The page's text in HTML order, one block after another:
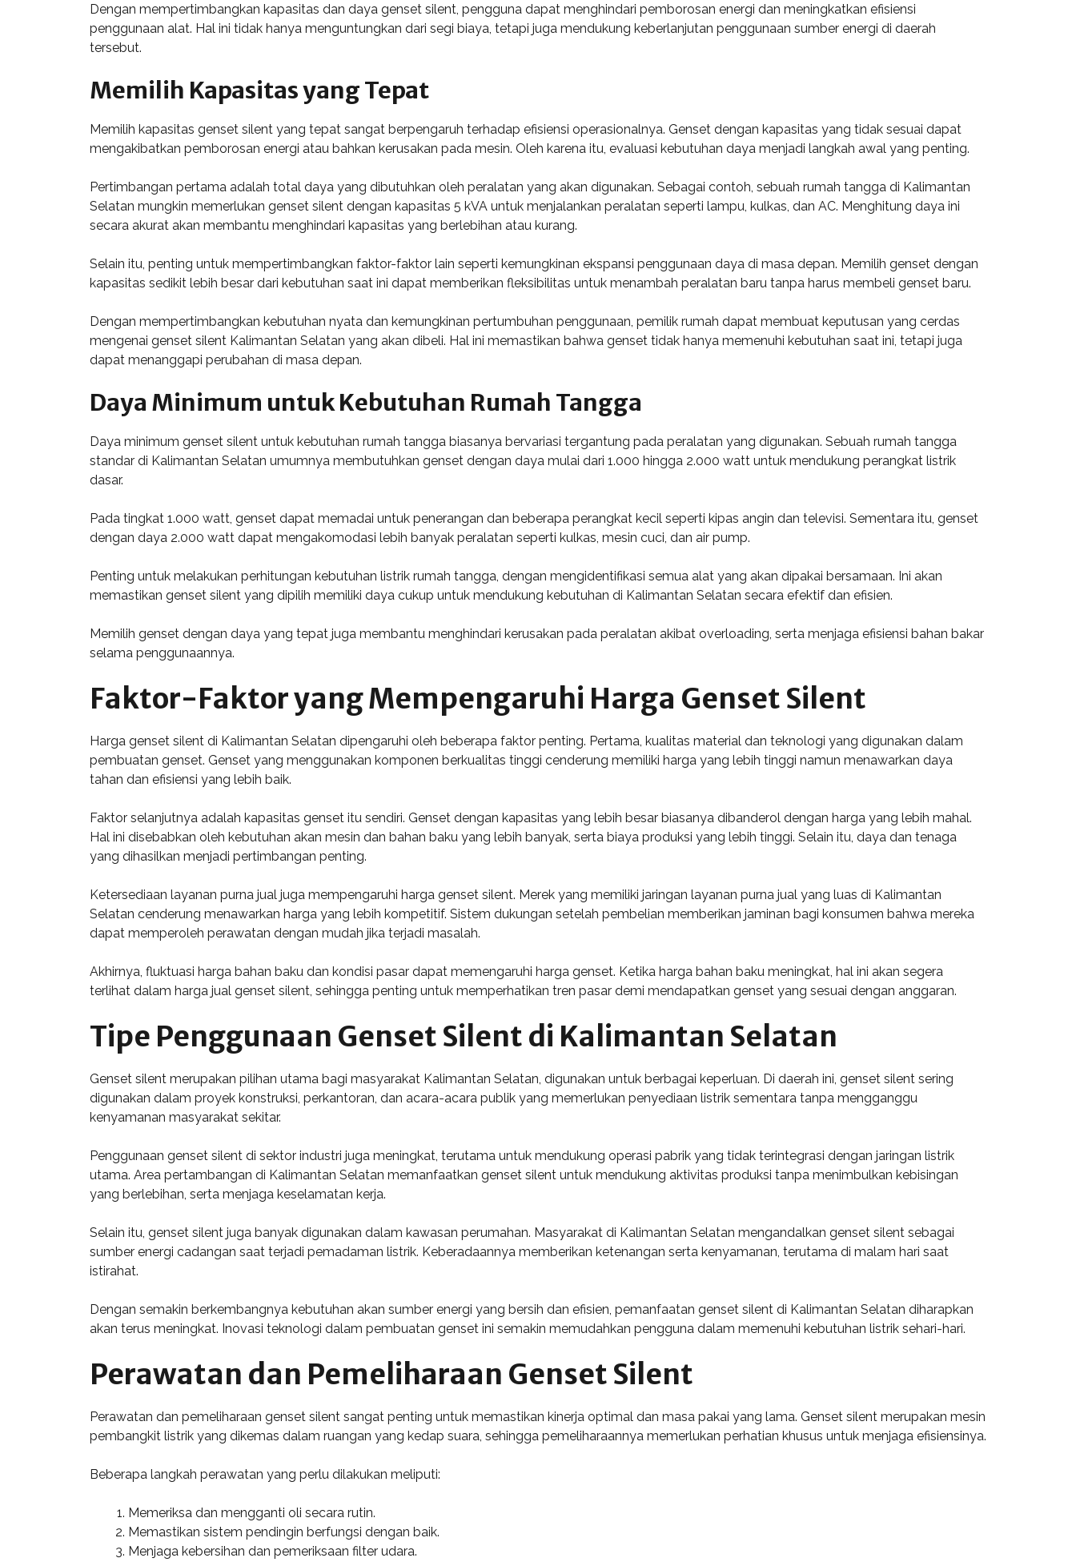
Dengan mempertimbangkan kapasitas dan daya genset silent, pengguna dapat menghindari pemborosan energi dan meningkatkan efisiensi
penggunaan alat. Hal ini tidak hanya menguntungkan dari segi biaya, tetapi juga mendukung keberlanjutan penggunaan sumber energi di daerah
tersebut.
Memilih Kapasitas yang Tepat
Memilih kapasitas genset silent yang tepat sangat berpengaruh terhadap efisiensi operasionalnya. Genset dengan kapasitas yang tidak sesuai dapat
mengakibatkan pemborosan energi atau bahkan kerusakan pada mesin. Oleh karena itu, evaluasi kebutuhan daya menjadi langkah awal yang penting.
Pertimbangan pertama adalah total daya yang dibutuhkan oleh peralatan yang akan digunakan. Sebagai contoh, sebuah rumah tangga di Kalimantan
Selatan mungkin memerlukan genset silent dengan kapasitas 5 kVA untuk menjalankan peralatan seperti lampu, kulkas, dan AC. Menghitung daya ini
secara akurat akan membantu menghindari kapasitas yang berlebihan atau kurang.
Selain itu, penting untuk mempertimbangkan faktor-faktor lain seperti kemungkinan ekspansi penggunaan daya di masa depan. Memilih genset dengan
kapasitas sedikit lebih besar dari kebutuhan saat ini dapat memberikan fleksibilitas untuk menambah peralatan baru tanpa harus membeli genset baru.
Dengan mempertimbangkan kebutuhan nyata dan kemungkinan pertumbuhan penggunaan, pemilik rumah dapat membuat keputusan yang cerdas
mengenai genset silent Kalimantan Selatan yang akan dibeli. Hal ini memastikan bahwa genset tidak hanya memenuhi kebutuhan saat ini, tetapi juga
dapat menanggapi perubahan di masa depan.
Daya Minimum untuk Kebutuhan Rumah Tangga
Daya minimum genset silent untuk kebutuhan rumah tangga biasanya bervariasi tergantung pada peralatan yang digunakan. Sebuah rumah tangga
standar di Kalimantan Selatan umumnya membutuhkan genset dengan daya mulai dari 1.000 hingga 2.000 watt untuk mendukung perangkat listrik
dasar.
Pada tingkat 1.000 watt, genset dapat memadai untuk penerangan dan beberapa perangkat kecil seperti kipas angin dan televisi. Sementara itu, genset
dengan daya 2.000 watt dapat mengakomodasi lebih banyak peralatan seperti kulkas, mesin cuci, dan air pump.
Penting untuk melakukan perhitungan kebutuhan listrik rumah tangga, dengan mengidentifikasi semua alat yang akan dipakai bersamaan. Ini akan
memastikan genset silent yang dipilih memiliki daya cukup untuk mendukung kebutuhan di Kalimantan Selatan secara efektif dan efisien.
Memilih genset dengan daya yang tepat juga membantu menghindari kerusakan pada peralatan akibat overloading, serta menjaga efisiensi bahan bakar
selama penggunaannya.
Faktor-Faktor yang Mempengaruhi Harga Genset Silent
Harga genset silent di Kalimantan Selatan dipengaruhi oleh beberapa faktor penting. Pertama, kualitas material dan teknologi yang digunakan dalam
pembuatan genset. Genset yang menggunakan komponen berkualitas tinggi cenderung memiliki harga yang lebih tinggi namun menawarkan daya
tahan dan efisiensi yang lebih baik.
Faktor selanjutnya adalah kapasitas genset itu sendiri. Genset dengan kapasitas yang lebih besar biasanya dibanderol dengan harga yang lebih mahal.
Hal ini disebabkan oleh kebutuhan akan mesin dan bahan baku yang lebih banyak, serta biaya produksi yang lebih tinggi. Selain itu, daya dan tenaga
yang dihasilkan menjadi pertimbangan penting.
Ketersediaan layanan purna jual juga mempengaruhi harga genset silent. Merek yang memiliki jaringan layanan purna jual yang luas di Kalimantan
Selatan cenderung menawarkan harga yang lebih kompetitif. Sistem dukungan setelah pembelian memberikan jaminan bagi konsumen bahwa mereka
dapat memperoleh perawatan dengan mudah jika terjadi masalah.
Akhirnya, fluktuasi harga bahan baku dan kondisi pasar dapat memengaruhi harga genset. Ketika harga bahan baku meningkat, hal ini akan segera
terlihat dalam harga jual genset silent, sehingga penting untuk memperhatikan tren pasar demi mendapatkan genset yang sesuai dengan anggaran.
Tipe Penggunaan Genset Silent di Kalimantan Selatan
Genset silent merupakan pilihan utama bagi masyarakat Kalimantan Selatan, digunakan untuk berbagai keperluan. Di daerah ini, genset silent sering
digunakan dalam proyek konstruksi, perkantoran, dan acara-acara publik yang memerlukan penyediaan listrik sementara tanpa mengganggu
kenyamanan masyarakat sekitar.
Penggunaan genset silent di sektor industri juga meningkat, terutama untuk mendukung operasi pabrik yang tidak terintegrasi dengan jaringan listrik
utama. Area pertambangan di Kalimantan Selatan memanfaatkan genset silent untuk mendukung aktivitas produksi tanpa menimbulkan kebisingan
yang berlebihan, serta menjaga keselamatan kerja.
Selain itu, genset silent juga banyak digunakan dalam kawasan perumahan. Masyarakat di Kalimantan Selatan mengandalkan genset silent sebagai
sumber energi cadangan saat terjadi pemadaman listrik. Keberadaannya memberikan ketenangan serta kenyamanan, terutama di malam hari saat
istirahat.
Dengan semakin berkembangnya kebutuhan akan sumber energi yang bersih dan efisien, pemanfaatan genset silent di Kalimantan Selatan diharapkan
akan terus meningkat. Inovasi teknologi dalam pembuatan genset ini semakin memudahkan pengguna dalam memenuhi kebutuhan listrik sehari-hari.
Perawatan dan Pemeliharaan Genset Silent
Perawatan dan pemeliharaan genset silent sangat penting untuk memastikan kinerja optimal dan masa pakai yang lama. Genset silent merupakan mesin
pembangkit listrik yang dikemas dalam ruangan yang kedap suara, sehingga pemeliharaannya memerlukan perhatian khusus untuk menjaga efisiensinya.
Beberapa langkah perawatan yang perlu dilakukan meliputi:
Memeriksa dan mengganti oli secara rutin.
Memastikan sistem pendingin berfungsi dengan baik.
Menjaga kebersihan dan pemeriksaan filter udara.